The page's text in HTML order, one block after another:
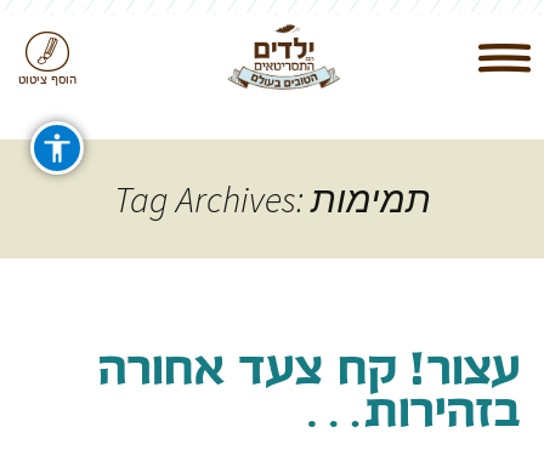
הוסף ציטוט
Tag Archives: תמימות
עצור! קח צעד אחורה
בזהירות…